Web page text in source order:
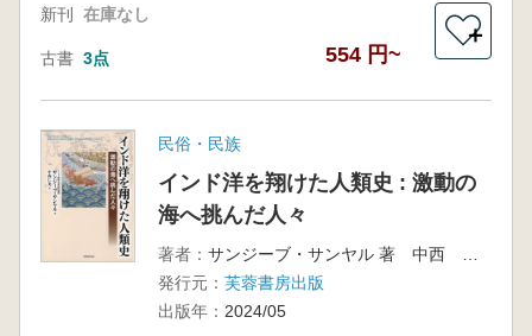
新刊 在庫なし
古書 3点 554 円~
＋
民俗・民族
インド洋を翔けた人類史 : 激動の
海へ挑んだ人々
著者：
発行元： 芙蓉書房出版
出版年： 2024/05